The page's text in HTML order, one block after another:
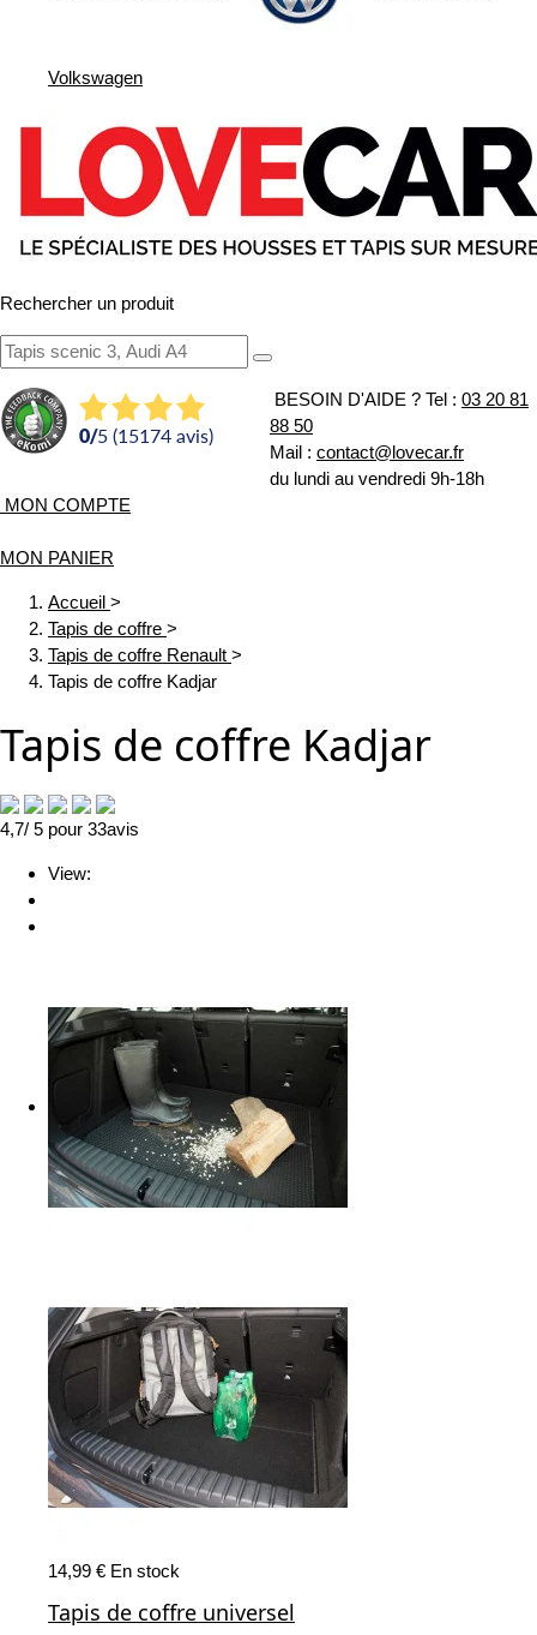
Volkswagen
Rechercher un produit
0/5 (15174 avis)
BESOIN D'AIDE ? Tel : 03 20 81
88 50
Mail : contact@lovecar.fr
du lundi au vendredi 9h-18h
MON COMPTE
MON PANIER
Accueil >
Tapis de coffre >
Tapis de coffre Renault >
Tapis de coffre Kadjar
Tapis de coffre Kadjar
4,7/ 5 pour 33avis
View:
14,99 € En stock
Tapis de coffre universel